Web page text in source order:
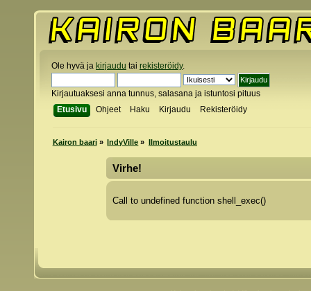
Ole hyvä ja kirjaudu tai rekisteröidy.
Kirjautuaksesi anna tunnus, salasana ja istuntosi pituus
Etusivu
Ohjeet Haku Kirjaudu Rekisteröidy
Kairon baari» IndyVille » Ilmoitustaulu
Virhe!
Call to undefined function shell_exec()